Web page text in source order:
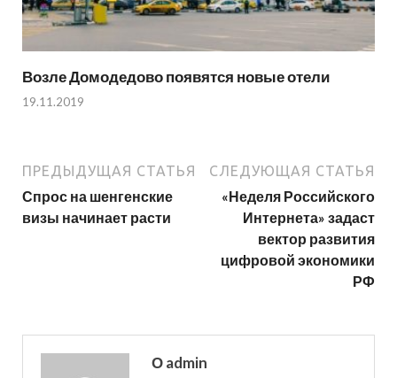
Возле Домодедово появятся новые отели
19.11.2019
ПРЕДЫДУЩАЯ СТАТЬЯ
Спрос на шенгенские
визы начинает расти
СЛЕДУЮЩАЯ СТАТЬЯ
«Неделя Российского
Интернета» задаст
вектор развития
цифровой экономики
РФ
О admin